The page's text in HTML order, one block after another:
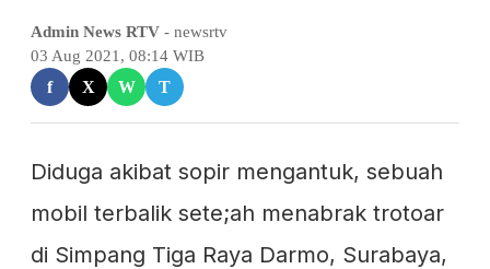
Admin News RTV - newsrtv
03 Aug 2021, 08:14 WIB
f X W T
Diduga akibat sopir mengantuk, sebuah
mobil terbalik sete;ah menabrak trotoar
di Simpang Tiga Raya Darmo, Surabaya,